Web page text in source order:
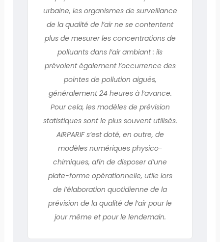
urbaine, les organismes de surveillance
de la qualité de l’air ne se contentent
plus de mesurer les concentrations de
polluants dans l’air ambiant : ils
prévoient également l’occurrence des
pointes de pollution aiguës,
généralement 24 heures à l’avance.
Pour cela, les modèles de prévision
statistiques sont le plus souvent utilisés.
AIRPARIF s’est doté, en outre, de
modèles numériques physico-
chimiques, afin de disposer d’une
plate-forme opérationnelle, utile lors
de l’élaboration quotidienne de la
prévision de la qualité de l’air pour le
jour même et pour le lendemain.